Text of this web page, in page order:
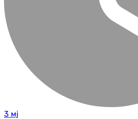
3 мј